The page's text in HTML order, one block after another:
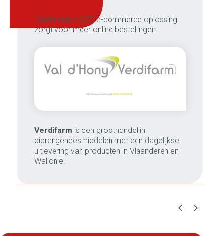
Performante B2B e-commerce oplossing
zorgt voor meer online bestellingen.
Verdifarm is een groothandel in
dierengeneesmiddelen met een dagelijkse
uitlevering van producten in Vlaanderen en
Wallonië.